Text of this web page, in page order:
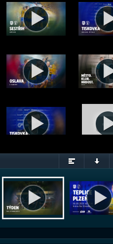
Týden na Stínadlech 28/26 (6.8.2026)